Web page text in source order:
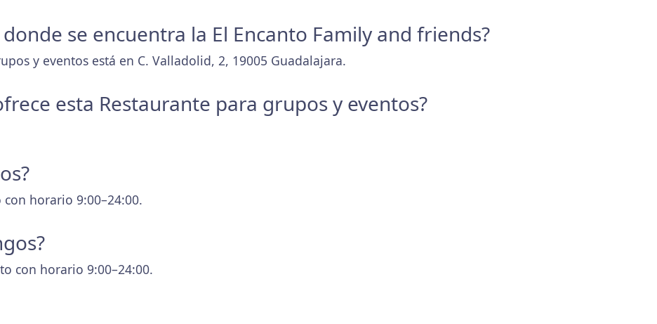
donde se encuentra la El Encanto Family and friends?
y eventos está en C. Valladolid, 2, 19005 Guadalajara.
esta Restaurante para grupos y eventos?
horario 9:00–24:00.
con horario 9:00–24:00.